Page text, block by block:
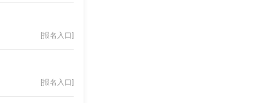
[报名入口]
[报名入口]